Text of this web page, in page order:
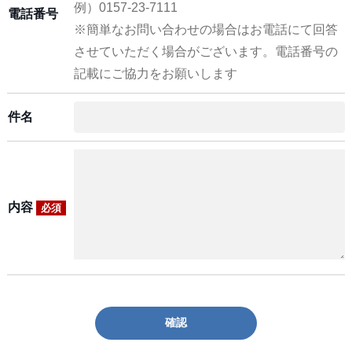
電話番号
例）0157-23-7111
※簡単なお問い合わせの場合はお電話にて回答
させていただく場合がございます。電話番号の
記載にご協力をお願いします
件名
内容 必須
確認